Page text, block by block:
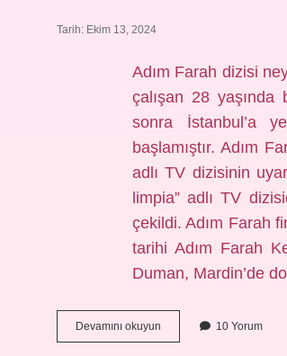
Tarih: Ekim 13, 2024
Adım Farah dizisi
çalışan 28 yaşında
sonra İstanbul’a
başlamıştır. Adım
adlı TV dizisinin
limpia” adlı TV
çekildi. Adım Farah
tarihi Adım Farah
Duman, Mardin’de
Devamını okuyun
Farah
10 Yorum